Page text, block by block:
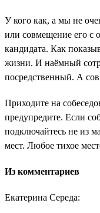
У кого как, а мы не
или совмещение его с
кандидата. Как
жизни. И наёмный
посредственный. А
Приходите на
предупредите. Если
подключайтесь не из
мест. Любое тихое
Из комментариев
Екатерина Середа: